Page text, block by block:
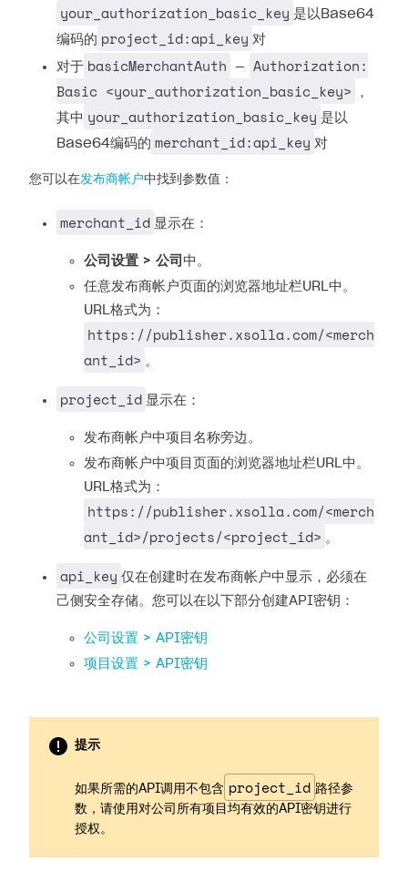
your_authorization_basic_key 是以Base64
编码的 project_id:api_key 对
对于 basicMerchantAuth —
Authorization:
Basic <your_authorization_basic_key>
，
其中 your_authorization_basic_key 是以
Base64编码的 merchant_id:api_key 对
您可以在发布商帐户中找到参数值：
merchant_id 显示在：
公司设置 > 公司 中。
任意发布商帐户页面的浏览器地址栏URL中。
URL格式为：
https://publisher.xsolla.com/<merch
ant_id> 。
project_id 显示在：
发布商帐户中项目名称旁边。
发布商帐户中项目页面的浏览器地址栏URL中。
URL格式为：
https://publisher.xsolla.com/<merch
ant_id>/projects/<project_id> 。
api_key 仅在创建时在发布商帐户中显示，必须在
己侧安全存储。您可以在以下部分创建API密钥：
公司设置 > API密钥
项目设置 > API密钥
提示
如果所需的API调用不包含 project_id 路径参
数，请使用对公司所有项目均有效的API密钥进行
授权。